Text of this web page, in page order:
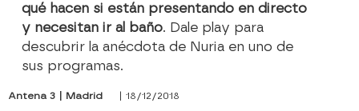
qué hacen si están presentando en directo
y necesitan ir al baño. Dale play para
descubrir la anécdota de Nuria en uno de
sus programas.
Antena 3 | Madrid | 18/12/2018